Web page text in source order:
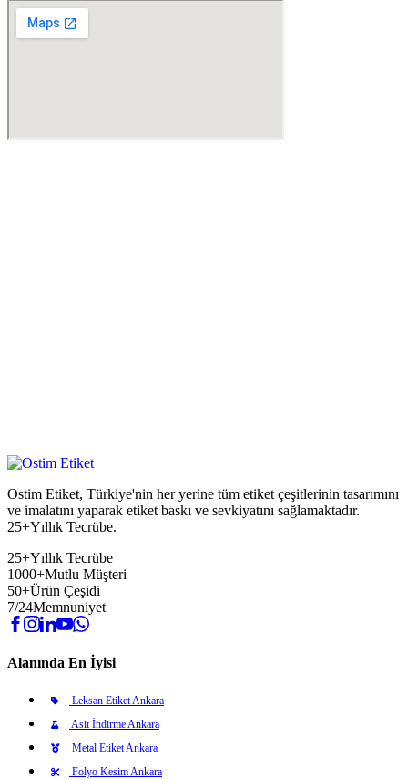
Ostim Etiket, Türkiye'nin her yerine tüm etiket çeşitlerinin tasarımını
ve imalatını yaparak etiket baskı ve sevkiyatını sağlamaktadır.
25+Yıllık Tecrübe.
25+Yıllık Tecrübe
1000+Mutlu Müşteri
50+Ürün Çeşidi
7/24Memnuniyet
Alanında En İyisi
Leksan Etiket Ankara
Asit İndirme Ankara
Metal Etiket Ankara
Folyo Kesim Ankara